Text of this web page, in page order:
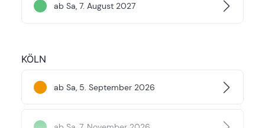
ab Sa, 7. August 2027
KÖLN
ab Sa, 5. September 2026